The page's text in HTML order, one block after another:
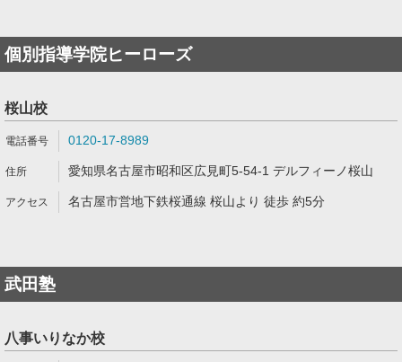
個別指導学院ヒーローズ
桜山校
0120-17-8989
愛知県名古屋市昭和区広見町5-54-1 デルフィーノ桜山
名古屋市営地下鉄桜通線 桜山より 徒歩 約5分
武田塾
八事いりなか校